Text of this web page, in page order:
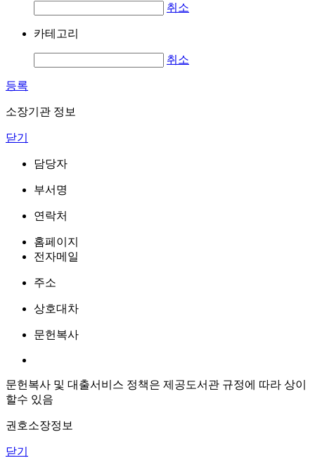
취소
카테고리
취소
등록
소장기관 정보
닫기
담당자
부서명
연락처
홈페이지
전자메일
주소
상호대차
문헌복사
문헌복사 및 대출서비스 정책은 제공도서관 규정에 따라 상이
할수 있음
권호소장정보
닫기